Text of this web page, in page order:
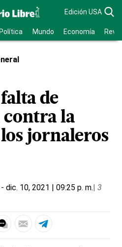
Edición USA
Política Mundo Economía
de
la
jornaleros
- dic. 10, 2021 | 09:25 p. m.| 3